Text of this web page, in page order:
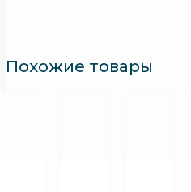
Похожие товары